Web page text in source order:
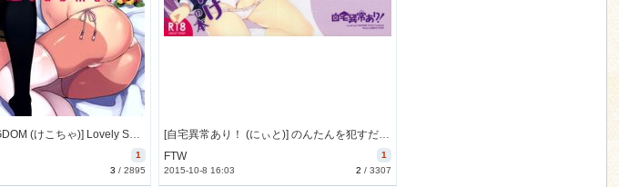
[CHIBIKKO KINGDOM (けこちゃ)] Lovely Submarine (艦隊これくしょん -艦これ-) [27M]
1
3 /2895
[自宅異常あり！ (にぃと)] のんたんを犯すだけの本 (ラブライブ！) [別スキャン] [53M]
1
FTW
2 /3307
2015-10-8 16:03